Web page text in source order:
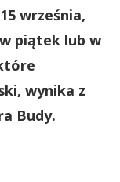
września,
piątek lub w
wynika z
Budy.